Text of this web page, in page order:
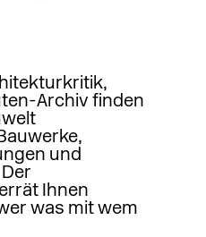
Archiv finden
und
Ihnen
was mit wem